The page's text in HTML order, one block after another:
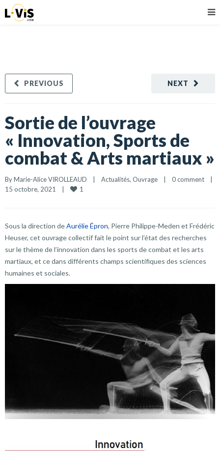
NEXT
PREVIOUS
Sortie de l’ouvrage
« Innovation, Sports de
combat & Arts martiaux »
By Marie-Alice VIROLLEAUD Actualités, Ouvrage 0 comment
15 octobre, 2021    |
1
Sous la direction deAurélie Épron, Pierre Philippe-Meden et Frédéric
Heuser, cet ouvrage collectif fait le point sur l’état des recherches
sur le thème de l’innovation dans les sports de combat et les arts
martiaux, et ce dans différents champs scientifiques des sciences
humaines et sociales.